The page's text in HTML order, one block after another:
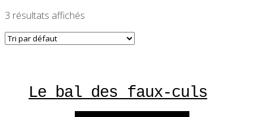
3 résultats affichés
Le bal des faux-culs